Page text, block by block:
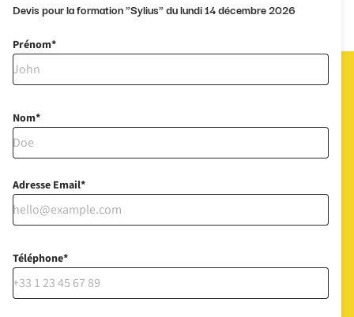
Devis pour la formation "Sylius" du lundi 14 décembre 2026
Prénom
Nom
Adresse Email
Téléphone